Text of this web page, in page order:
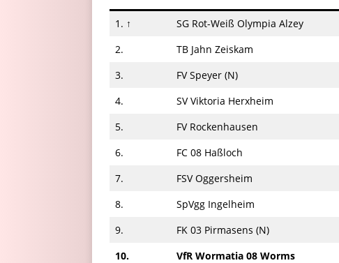
1. ↑ SG Rot-Weiß Olympia Alzey
2.
TB Jahn Zeiskam
3.
FV Speyer (N)
4.
SV Viktoria Herxheim
5.
FV Rockenhausen
6.
FC 08 Haßloch
7.
FSV Oggersheim
8.
SpVgg Ingelheim
9.
FK 03 Pirmasens (N)
10.
VfR Wormatia 08 Worms